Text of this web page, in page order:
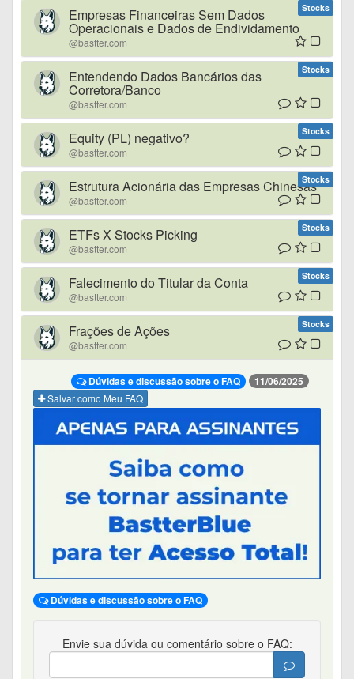
Stocks
Empresas Financeiras Sem Dados
Operacionais e Dados de Endividamento
@bastter.com
Stocks
Entendendo Dados Bancários das
Corretora/Banco
@bastter.com
Stocks
Equity (PL) negativo?
@bastter.com
Stocks
Estrutura Acionária das Empresas Chinesas
@bastter.com
Stocks
ETFs X Stocks Picking
@bastter.com
Stocks
Falecimento do Titular da Conta
@bastter.com
Stocks
Frações de Ações
@bastter.com
Dúvidas e discussão sobre o FAQ 11/06/2025
Salvar como Meu FAQ
Dúvidas e discussão sobre o FAQ
Envie sua dúvida ou comentário sobre o FAQ: